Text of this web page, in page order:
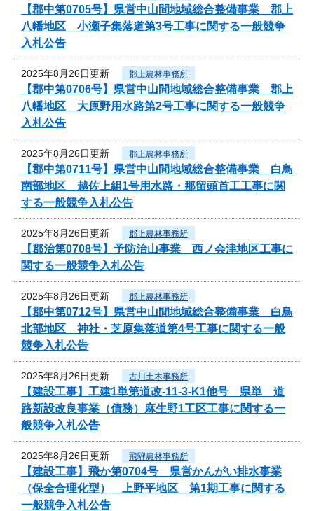
【郡中第0705号】県営中山間地域総合整備事業 郡上
八幡地区 小瀬子集落道第3号工事に関する一般競争
入札公告
2025年8月26日更新 郡上農林事務所
【郡中第0706号】県営中山間地域総合整備事業 郡上
八幡地区 大原野用水路第2号工事に関する一般競争
入札公告
2025年8月26日更新 郡上農林事務所
【郡中第0711号】県営中山間地域総合整備事業 白鳥
南部地区 越佐上組1号用水路・那留頭首工工事に関
する一般競争入札公告
2025年8月26日更新 郡上農林事務所
【郡治第0708号】予防治山事業 西ノ会津地区工事に
関する一般競争入札公告
2025年8月26日更新 郡上農林事務所
【郡中第0712号】県営中山間地域総合整備事業 白鳥
北部地区 神社・芝原集落道第4号工事に関する一般
競争入札公告
2025年8月26日更新 古川土木事務所
【建設工事】工建1単第道改-11-3-K1他号 県単 道
路新設改良事業（債務）麻生野1工区工事に関する一
般競争入札公告
2025年8月26日更新 飛騨農林事務所
【建設工事】飛か第0704号 県営かんがい排水事業
（保全合理化型） 上野平地区 第1期工事に関する
一般競争入札公告